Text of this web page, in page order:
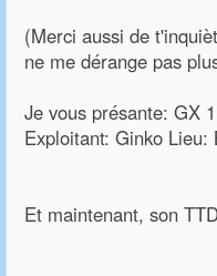
(Merci aussi de
ne me dérange pas
Je vous présante: GX
Exploitant: Ginko Lieu:
Et maintenant, son